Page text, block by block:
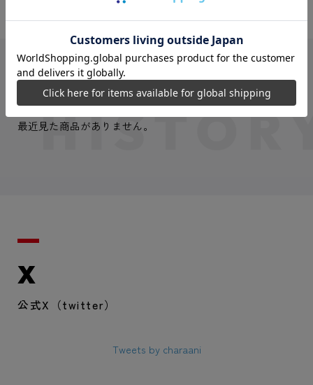
最近見た商品
最近見た商品がありません。
X
公式X（twitter）
Tweets by charaani